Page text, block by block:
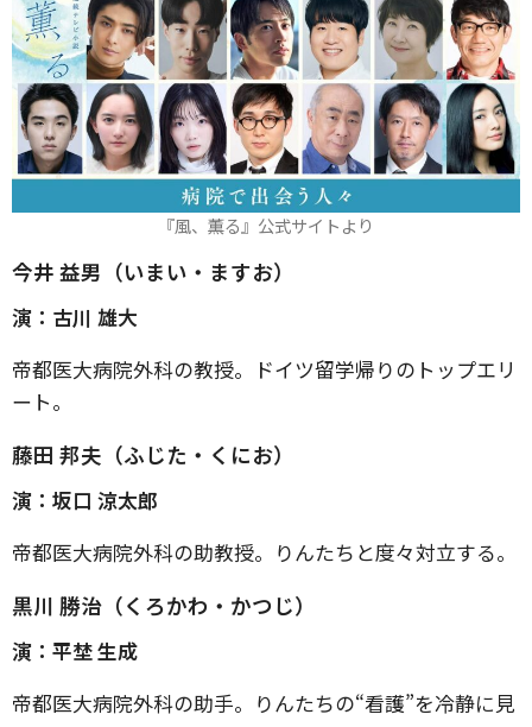
『風、薫る』公式サイトより
今井 益男（いまい・ますお）
演：古川 雄大
帝都医大病院外科の教授。ドイツ留学帰りのトップエリ
ート。
藤田 邦夫（ふじた・くにお）
演：坂口 涼太郎
帝都医大病院外科の助教授。りんたちと度々対立する。
黒川 勝治（くろかわ・かつじ）
演：平埜 生成
帝都医大病院外科の助手。りんたちの“看護”を冷静に見